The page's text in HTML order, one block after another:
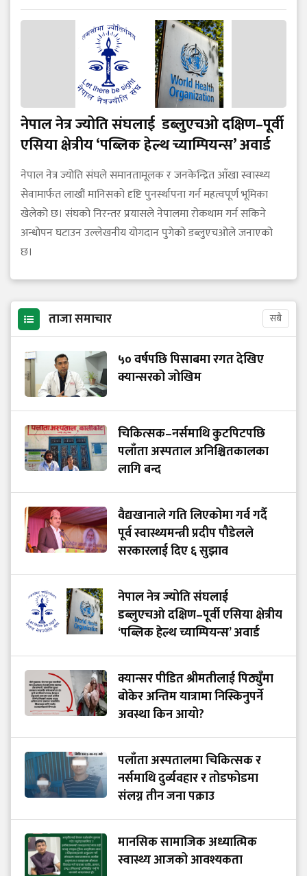
नेपाल नेत्र ज्योति संघलाई डब्लुएचओ दक्षिण–पूर्वी
एसिया क्षेत्रीय ‘पब्लिक हेल्थ च्याम्पियन्स’ अवार्ड
नेपाल नेत्र ज्योति संघले समानतामूलक र जनकेन्द्रित आँखा स्वास्थ्य
सेवामार्फत लाखौं मानिसको दृष्टि पुनर्स्थापना गर्न महत्वपूर्ण भूमिका
खेलेको छ। संघको निरन्तर प्रयासले नेपालमा रोकथाम गर्न सकिने
अन्धोपन घटाउन उल्लेखनीय योगदान पुगेको डब्लुएचओले जनाएको
छ।
ताजा समाचार सबै
५० वर्षपछि पिसाबमा रगत देखिए
क्यान्सरको जोखिम
चिकित्सक–नर्समाथि कुटपिटपछि
पलाँता अस्पताल अनिश्चितकालका
लागि बन्द
वैद्यखानाले गति लिएकोमा गर्व गर्दै
पूर्व स्वास्थ्यमन्त्री प्रदीप पौडेलले
सरकारलाई दिए ६ सुझाव
नेपाल नेत्र ज्योति संघलाई
डब्लुएचओ दक्षिण–पूर्वी एसिया क्षेत्रीय
‘पब्लिक हेल्थ च्याम्पियन्स’ अवार्ड
क्यान्सर पीडित श्रीमतीलाई पिठ्युँमा
बोकेर अन्तिम यात्रामा निस्किनुपर्ने
अवस्था किन आयो?
पलाँता अस्पतालमा चिकित्सक र
नर्समाथि दुर्व्यवहार र तोडफोडमा
संलग्न तीन जना पक्राउ
मानसिक सामाजिक अध्यात्मिक
स्वास्थ्य आजको आवश्यकता